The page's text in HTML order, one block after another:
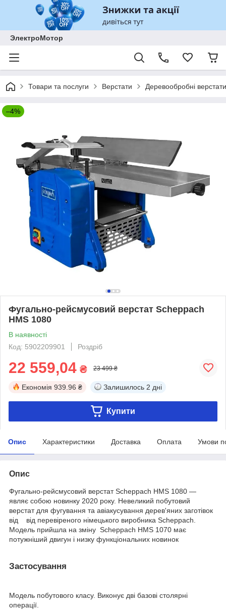
ЭлектроМотор
Товари та послуги Верстати Деревообробні верстати
–4%
Фугально-рейсмусовий верстат Scheppach
HMS 1080
В наявності
Код: 5902209901
Роздріб
22 559,04 ₴ 23 499 ₴
Економія 939.96 ₴ Залишилось 2 дні
Купити
Опис Характеристики Доставка Оплата Умови
Опис
Фугально-рейсмусовий верстат Scheppach HMS 1080 —
являє собою новинку 2020 року. Невеликий побутовий
верстат для фугування та авіакусування дерев'яних заготівок
від від перевіреного німецького виробника Scheppach.
Модель прийшла на зміну Scheppach HMS 1070 має
потужніший двигун і низку функціональних новинок
Застосування
Модель побутового класу. Виконує дві базові столярні
операції.